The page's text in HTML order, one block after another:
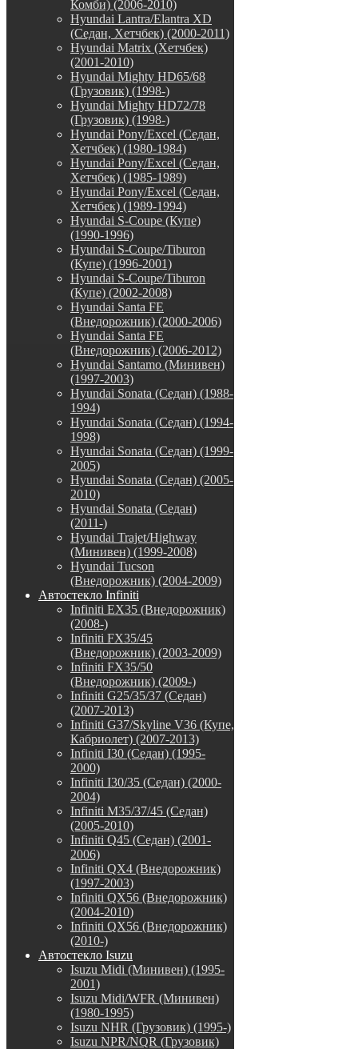
Комби) (2006-2010)
Hyundai Lantra/Elantra XD
(Седан, Хетчбек) (2000-2011)
Hyundai Matrix (Хетчбек)
(2001-2010)
Hyundai Mighty HD65/68
(Грузовик) (1998-)
Hyundai Mighty HD72/78
(Грузовик) (1998-)
Hyundai Pony/Excel (Седан,
Хетчбек) (1980-1984)
Hyundai Pony/Excel (Седан,
Хетчбек) (1985-1989)
Hyundai Pony/Excel (Седан,
Хетчбек) (1989-1994)
Hyundai S-Coupe (Купе)
(1990-1996)
Hyundai S-Coupe/Tiburon
(Купе) (1996-2001)
Hyundai S-Coupe/Tiburon
(Купе) (2002-2008)
Hyundai Santa FE
(Внедорожник) (2000-2006)
Hyundai Santa FE
(Внедорожник) (2006-2012)
Hyundai Santamo (Минивен)
(1997-2003)
Hyundai Sonata (Седан) (1988-
1994)
Hyundai Sonata (Седан) (1994-
1998)
Hyundai Sonata (Седан) (1999-
2005)
Hyundai Sonata (Седан) (2005-
2010)
Hyundai Sonata (Седан)
(2011-)
Hyundai Trajet/Highway
(Минивен) (1999-2008)
Hyundai Tucson
(Внедорожник) (2004-2009)
Автостекло Infiniti
Infiniti EX35 (Внедорожник)
(2008-)
Infiniti FX35/45
(Внедорожник) (2003-2009)
Infiniti FX35/50
(Внедорожник) (2009-)
Infiniti G25/35/37 (Седан)
(2007-2013)
Infiniti G37/Skyline V36 (Купе,
Кабриолет) (2007-2013)
Infiniti I30 (Седан) (1995-
2000)
Infiniti I30/35 (Седан) (2000-
2004)
Infiniti M35/37/45 (Седан)
(2005-2010)
Infiniti Q45 (Седан) (2001-
2006)
Infiniti QX4 (Внедорожник)
(1997-2003)
Infiniti QX56 (Внедорожник)
(2004-2010)
Infiniti QX56 (Внедорожник)
(2010-)
Автостекло Isuzu
Isuzu Midi (Минивен) (1995-
2001)
Isuzu Midi/WFR (Минивен)
(1980-1995)
Isuzu NHR (Грузовик) (1995-)
Isuzu NPR/NQR (Грузовик)